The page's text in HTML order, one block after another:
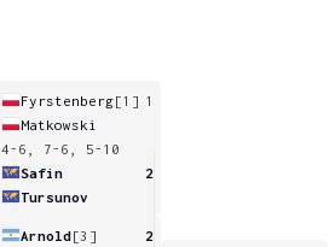
Fyrstenberg[1] 1
Matkowski
4-6, 7-6, 5-10
Safin
2
Tursunov
Arnold[3]
2